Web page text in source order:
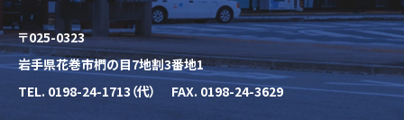
〒025-0323
岩手県花巻市椚の目7地割3番地1
TEL. 0198-24-1713 （代） FAX. 0198-24-3629